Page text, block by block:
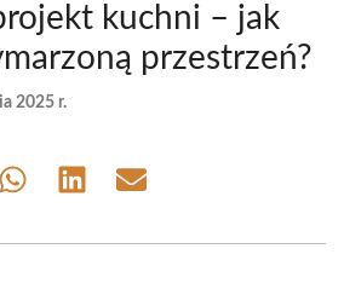
kuchni – jak
przestrzeń?
2025 r.
Share Share Share